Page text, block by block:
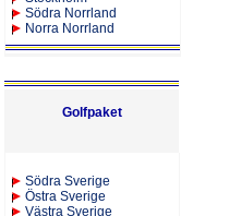
Södra Norrland
Norra Norrland
Golfpaket
Södra Sverige
Östra Sverige
Västra Sverige